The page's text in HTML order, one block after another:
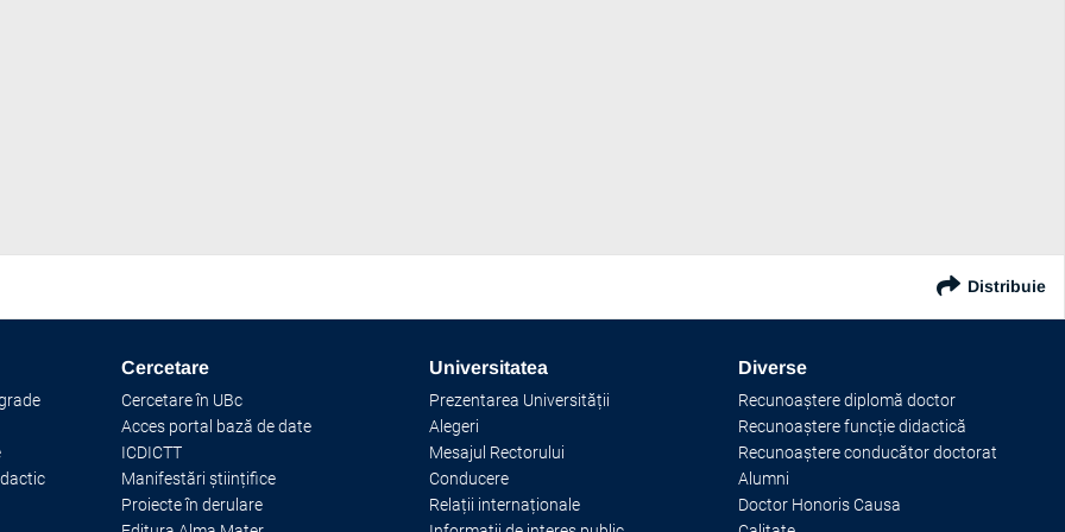
Distribuie
Cercetare
Cercetare în UBc
Acces portal bază de date
ICDICTT
Manifestări științifice
Proiecte în derulare
Universitatea
Prezentarea Universității
Alegeri
Mesajul Rectorului
Conducere
Relații internaționale
Diverse
Recunoaștere diplomă doctor
Recunoaștere funcție didactică
Recunoaștere conducător doctorat
Alumni
Doctor Honoris Causa